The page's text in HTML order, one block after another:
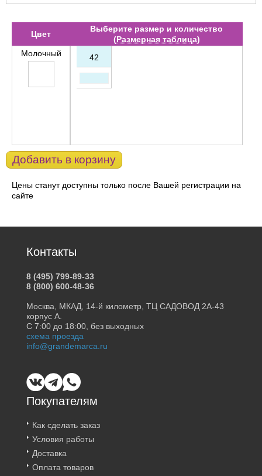
Цвет
Выберите размер и количество
(Размерная таблица)
Молочный
42
Добавить в корзину
Цены станут доступны только после Вашей регистрации на
сайте
Покупателям
Как сделать заказ
Условия работы
Доставка
Оплата товаров
Контакты
8 (495) 799-89-33
8 (800) 600-48-36
Москва, МКАД, 14-й километр, ТЦ САДОВОД 2А-43
корпус А.
С 7:00 до 18:00, без выходных
схема проезда
info@grandemarca.ru